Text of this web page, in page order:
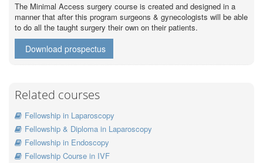
The Minimal Access surgery course is created and designed in a
manner that after this program surgeons & gynecologists will be able
to do all the taught surgery their own on their patients.
Download prospectus
Related courses
Fellowship in Laparoscopy
Fellowship & Diploma in Laparoscopy
Fellowship in Endoscopy
Fellowship Course in IVF